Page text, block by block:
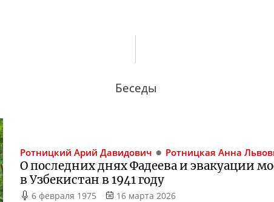
Беседы
Ротницкий Арий Давидович Ротницкая Анна
О последних днях Фадеева и эвакуации
в Узбекистан в 1941 году
6 февраля 1975 16 марта 2026